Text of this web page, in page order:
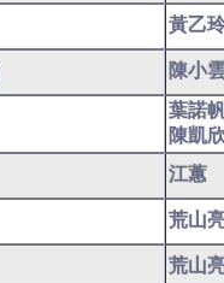
黃乙
陳小
葉諾
陳凱
江蕙
荒山
荒山